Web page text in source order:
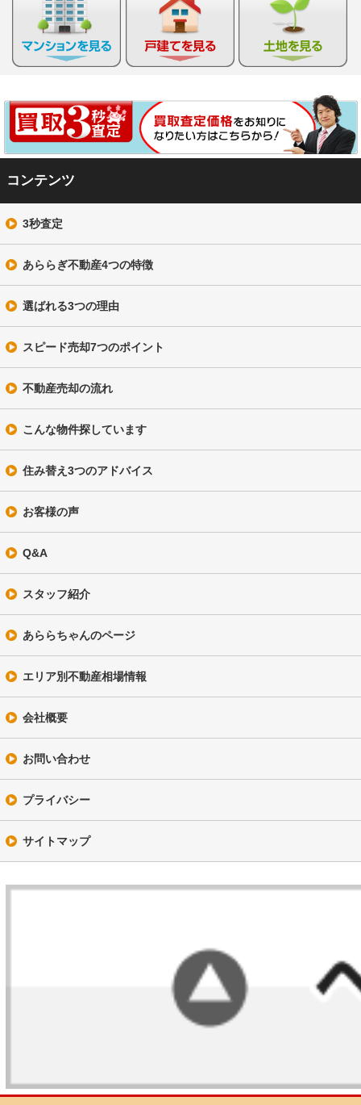
コンテンツ
3秒査定
あららぎ不動産4つの特徴
選ばれる3つの理由
スピード売却7つのポイント
不動産売却の流れ
こんな物件探しています
住み替え3つのアドバイス
お客様の声
Q&A
スタッフ紹介
あららちゃんのページ
エリア別不動産相場情報
会社概要
お問い合わせ
プライバシー
サイトマップ